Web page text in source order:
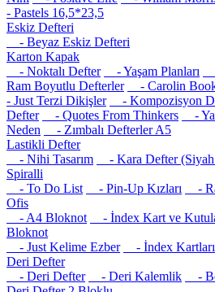
- Pastels 16,5*23,5
Eskiz Defteri
- Beyaz Eskiz Defteri
Karton Kapak
- Noktalı Defter
- Yaşam Planları
Ram Boyutlu Defterler
- Carolin
- Just Terzi Dikişler
- Kompozisyon
Defter
- Quotes From Thinkers
-
Neden
- Zımbalı Defterler A5
Lastikli Defter
- Nihi Tasarım
- Kara Defter (Siyah
Spiralli
- To Do List
- Pin-Up Kızları
-
Ofis
- A4 Bloknot
- İndex Kart ve
Bloknot
- Just Kelime Ezber
- İndex Kartları
Deri Defter
- Deri Defter
- Deri Kalemlik -